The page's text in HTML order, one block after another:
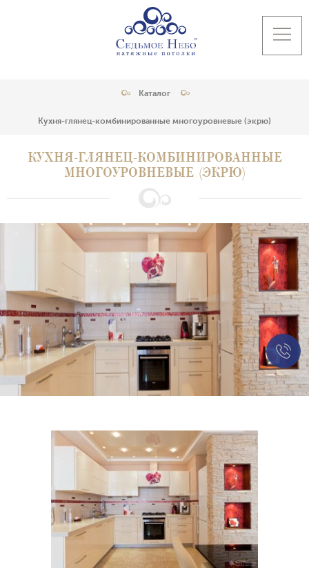
Каталог
Кухня-глянец-комбинированные многоуровневые (экрю)
КУХНЯ-ГЛЯНЕЦ-КОМБИНИРОВАННЫЕ
МНОГОУРОВНЕВЫЕ (ЭКРЮ)